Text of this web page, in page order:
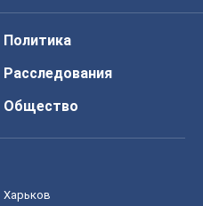
Политика
Расследования
Общество
Харьков